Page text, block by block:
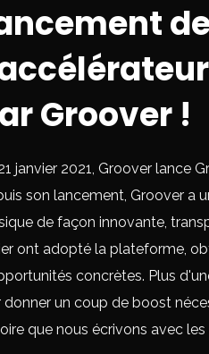
Groover !
janvier 2021, Groover lance
son lancement, Groover a
de façon innovante,
ont adopté la plateforme,
concrètes. Plus
donner un coup de boost
que nous écrivons avec